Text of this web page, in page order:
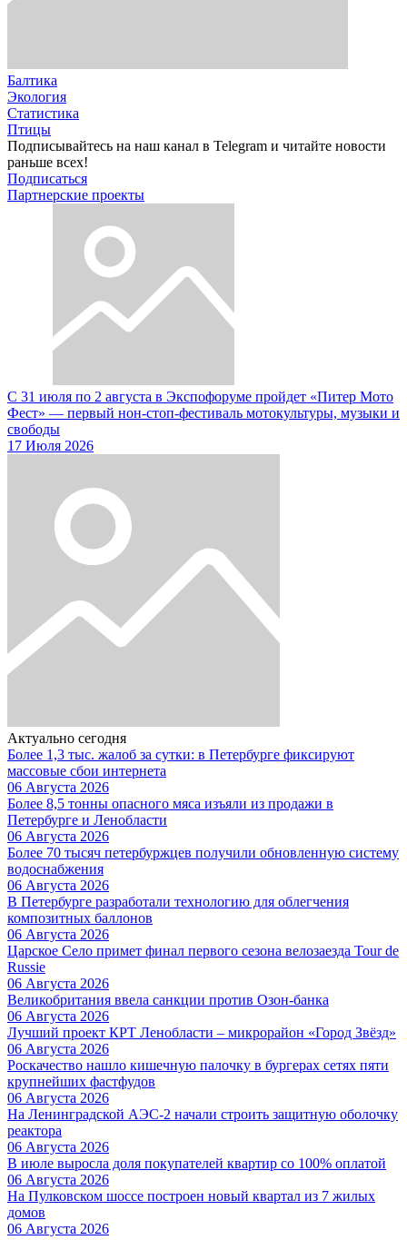
Балтика
Экология
Статистика
Птицы
Подписывайтесь на наш канал в Telegram и читайте новости
раньше всех!
Подписаться
Партнерские проекты
С 31 июля по 2 августа в Экспофоруме пройдет «Питер Мото
Фест» — первый нон-стоп-фестиваль мотокультуры, музыки и
свободы
17 Июля 2026
Актуально сегодня
Более 1,3 тыс. жалоб за сутки: в Петербурге фиксируют
массовые сбои интернета
06 Августа 2026
Более 8,5 тонны опасного мяса изъяли из продажи в
Петербурге и Ленобласти
06 Августа 2026
Более 70 тысяч петербуржцев получили обновленную систему
водоснабжения
06 Августа 2026
В Петербурге разработали технологию для облегчения
композитных баллонов
06 Августа 2026
Царское Село примет финал первого сезона велозаезда Tour de
Russie
06 Августа 2026
Великобритания ввела санкции против Озон-банка
06 Августа 2026
Лучший проект КРТ Ленобласти – микрорайон «Город Звёзд»
06 Августа 2026
Роскачество нашло кишечную палочку в бургерах сетях пяти
крупнейших фастфудов
06 Августа 2026
На Ленинградской АЭС-2 начали строить защитную оболочку
реактора
06 Августа 2026
В июле выросла доля покупателей квартир со 100% оплатой
06 Августа 2026
На Пулковском шоссе построен новый квартал из 7 жилых
домов
06 Августа 2026